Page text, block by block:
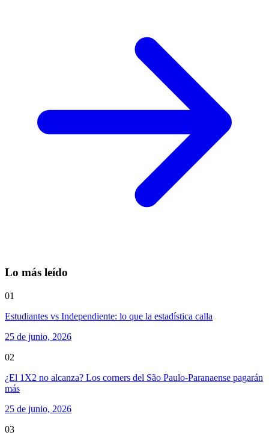
Lo más leído
01
Estudiantes vs Independiente: lo que la estadística calla
25 de junio, 2026
02
¿El 1X2 no alcanza? Los corners del São Paulo-Paranaense pagarán
más
25 de junio, 2026
03